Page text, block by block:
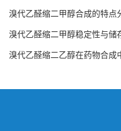
溴代乙醛缩二甲醇合成的特点
溴代乙醛缩二甲醇稳定性与储
溴代乙醛缩二乙醇在药物合成